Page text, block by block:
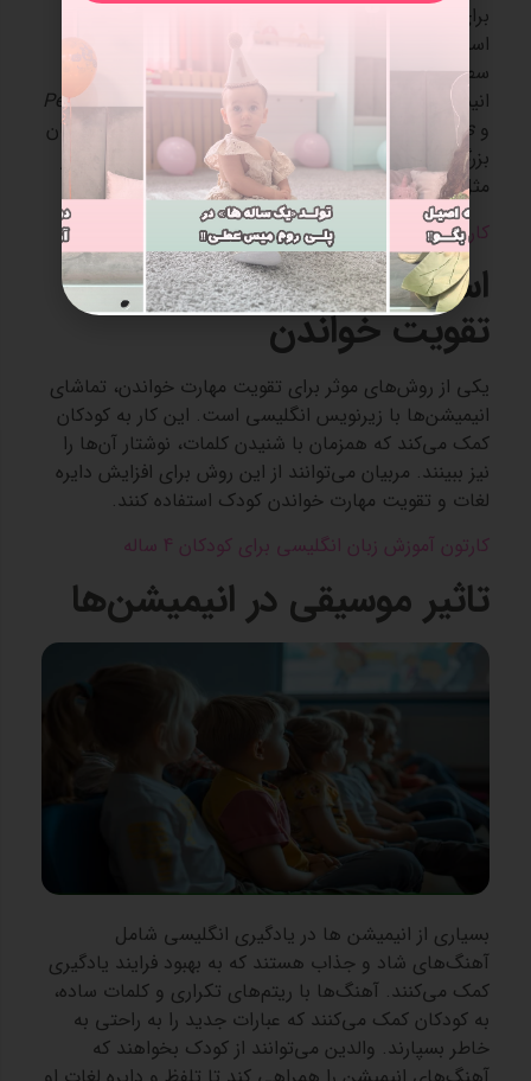
برای بهره‌گیری از انیمیشن‌ ها در یادگیری انگلیسی، مهم
است که انیمیشن‌هایی را انتخاب کنید که مناسب سن و
سطح زبان کودک باشند. برای کودکان خردسال،
انیمیشن‌هایی با دیالوگ‌های کوتاه و ساده مثلPeppa Pig
وBlue’s Clues
مناسب‌تر هستند. در حالی که برای کودکان
بزرگ‌تر می‌توان از انیمیشن‌هایی با داستان‌های پیچیده‌تر
مثلFrozenاستفاده کرد.
کارتون آموزش زبان انگلیسی برای کودکان 6 ساله
استفاده از زیرنویس برای
تقویت خواندن
یکی از روش‌های موثر برای تقویت مهارت خواندن، تماشای
انیمیشن‌ها با زیرنویس انگلیسی است. این کار به کودکان
کمک می‌کند که همزمان با شنیدن کلمات، نوشتار آن‌ها را
نیز ببینند. مربیان می‌توانند از این روش برای افزایش دایره
لغات و تقویت مهارت خواندن کودک استفاده کنند.
کارتون آموزش زبان انگلیسی برای کودکان 4 ساله
تاثیر موسیقی در انیمیشن‌ها
بسیاری از انیمیشن‌ ها در یادگیری انگلیسی شامل
آهنگ‌های شاد و جذاب هستند که به بهبود فرایند یادگیری
کمک می‌کنند. آهنگ‌ها با ریتم‌های تکراری و کلمات ساده،
به کودکان کمک می‌کنند که عبارات جدید را به راحتی به
خاطر بسپارند. والدین می‌توانند از کودک بخواهند که